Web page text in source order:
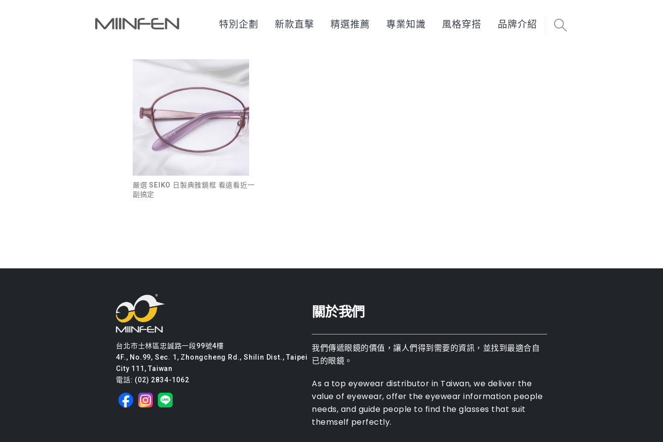
特別企劃 新款直擊 精選推薦 專業知識 風格穿搭 品牌介紹
嚴選 SEIKO 日製典雅鏡框 看遠看近一
副搞定
台北市士林區忠誠路一段99號4樓
4F., No.99, Sec. 1, Zhongcheng Rd., Shilin Dist., Taipei
City 111, Taiwan
電話: (02) 2834-1062
關於我們
我們傳遞眼鏡的價值，讓人們得到需要的資訊，並找到最適合自
已的眼鏡。
As a top eyewear distributor in Taiwan, we deliver the
value of eyewear, offer the eyewear information people
needs, and guide people to find the glasses that suit
themself perfectly.